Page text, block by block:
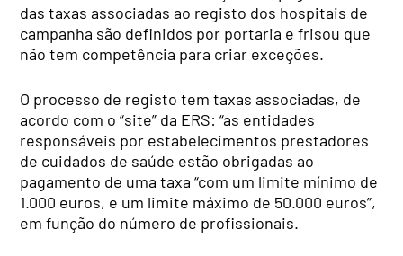
das taxas associadas ao registo dos hospitais de
campanha são definidos por portaria e frisou que
não tem competência para criar exceções.
O processo de registo tem taxas associadas, de
acordo com o “site” da ERS: “as entidades
responsáveis por estabelecimentos prestadores
de cuidados de saúde estão obrigadas ao
pagamento de uma taxa “com um limite mínimo de
1.000 euros, e um limite máximo de 50.000 euros”,
em função do número de profissionais.